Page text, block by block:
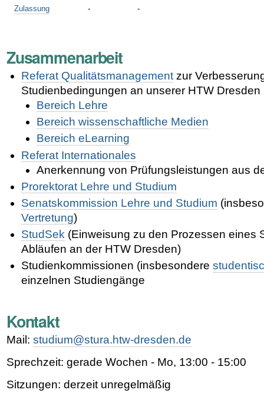
Zulassung - -
Zusammenarbeit
Referat Qualitätsmanagement zur
Studienbedingungen an unserer HTW Dresden
Bereich Lehre
Bereich wissenschaftliche Medien
Bereich eLearning
Referat Internationales
Anerkennung von Prüfungsleistungen aus
Prorektorat Lehre und Studium
Senatskommission Lehre und Studium
Vertretung)
StudSek (Einweisung zu den Prozessen eines
Abläufen an der HTW Dresden)
Studienkommissionen (insbesondere
einzelnen Studiengänge
Kontakt
Mail: studium@stura.htw-dresden.de
Sprechzeit: gerade Wochen - Mo, 13:00 - 15:00
Sitzungen: derzeit unregelmäßig